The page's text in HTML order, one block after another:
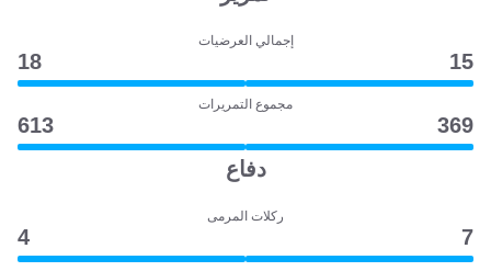
إجمالي العرضيات
15
18
مجموع التمريرات
369
613
دفاع
ركلات المرمى
7
4